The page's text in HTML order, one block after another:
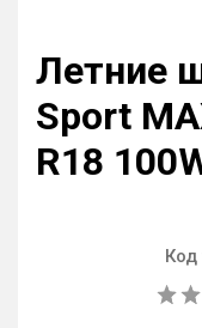
Летние
Sport
R18
Код